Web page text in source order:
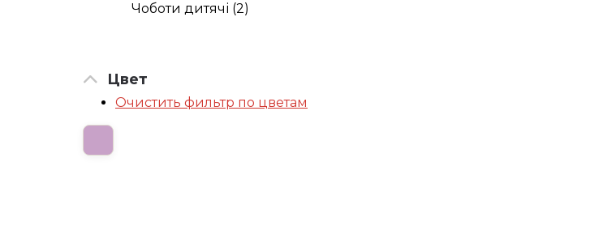
Чоботи дитячі (2)
Цвет
Очистить фильтр по цветам